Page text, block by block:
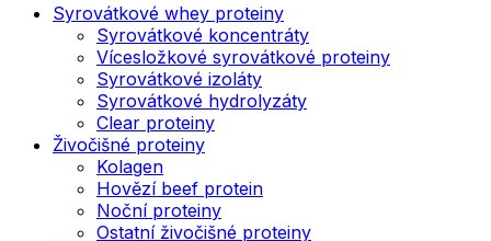
Syrovátkové whey proteiny
Syrovátkové koncentráty
Vícesložkové syrovátkové proteiny
Syrovátkové izoláty
Syrovátkové hydrolyzáty
Clear proteiny
Živočišné proteiny
Kolagen
Hovězí beef protein
Noční proteiny
Ostatní živočišné proteiny